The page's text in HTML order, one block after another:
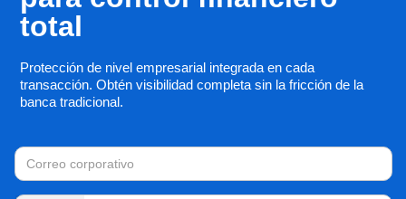
total
Protección de nivel empresarial integrada en cada
transacción. Obtén visibilidad completa sin la fricción de la
banca tradicional.